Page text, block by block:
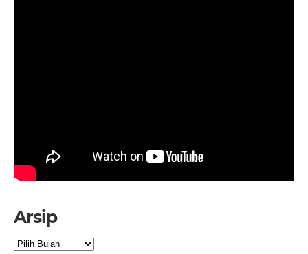
Arsip
Arsip